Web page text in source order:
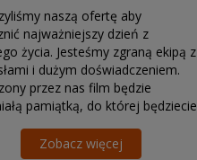
naszą ofertę aby
najważniejszy dzień z
życia. Jesteśmy zgraną ekipą z
i dużym doświadczeniem.
przez nas film będzie
pamiątką, do której będziecie
Zobacz więcej